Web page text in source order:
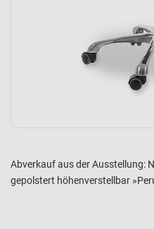
Abverkauf aus der Ausstellung:
gepolstert höhenverstellbar